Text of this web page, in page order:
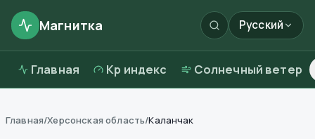
Магнитка Русский
Главная Kp индекс Солнечный ветер
Главная/Херсонская область/Каланчак